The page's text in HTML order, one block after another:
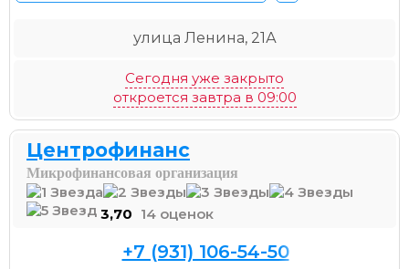
улица Ленина, 21А
Сегодня уже закрыто
откроется завтра в 09:00
Центрофинанс
Микрофинансовая организация
3,70 14 оценок
+7 (931) 106-54-50